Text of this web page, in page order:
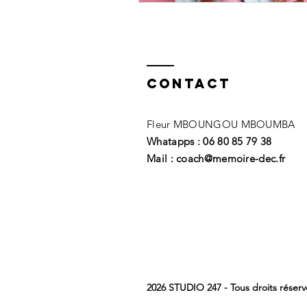
Contact
Fleur MBOUNGOU MBOUMBA
Whatapps : 06 80 85 79 38
Mail : coach@memoire-dec.fr
2026 STUDIO 247 - Tous droits